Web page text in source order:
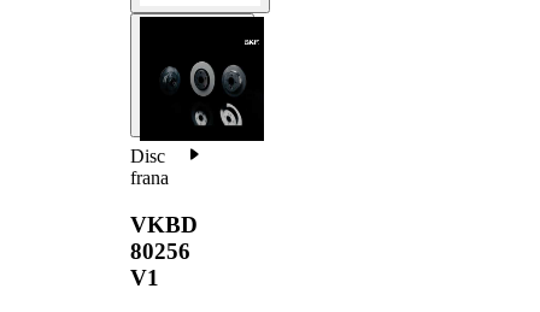
Disc
frana
VKBD
80256
V1